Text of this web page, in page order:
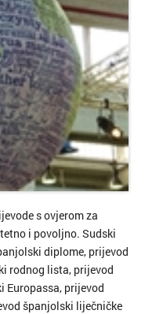
s ovjerom za
i povoljno. Sudski
diplome, prijevod
rodnog lista, prijevod
Europassa, prijevod
španjolski liječničke